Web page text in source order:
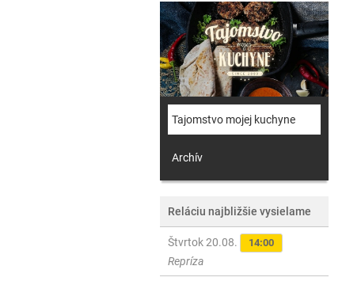
Tajomstvo mojej kuchyne
Archív
Reláciu najbližšie vysielame
Štvrtok 20.08. 14:00
Repríza